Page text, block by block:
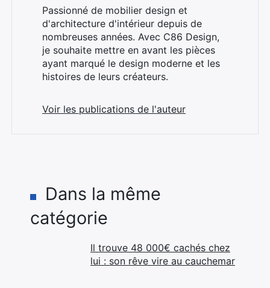
Passionné de mobilier design et
d'architecture d'intérieur depuis de
nombreuses années. Avec C86 Design,
je souhaite mettre en avant les pièces
ayant marqué le design moderne et les
histoires de leurs créateurs.
Voir les publications de l'auteur
Dans la même
catégorie
Il trouve 48 000€ cachés chez
lui : son rêve vire au cauchemar